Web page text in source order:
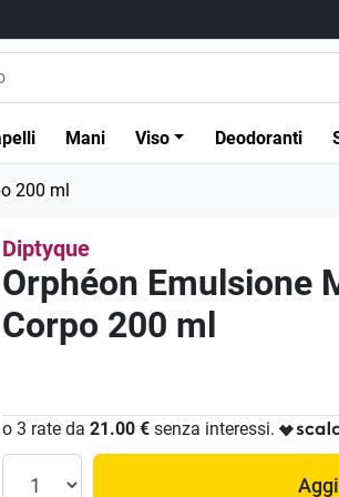
Mani Viso Deodoranti
200 ml
Diptyque
Orphéon Emulsione
Corpo 200 ml
o 3 rate da21.00 € senza interessi.